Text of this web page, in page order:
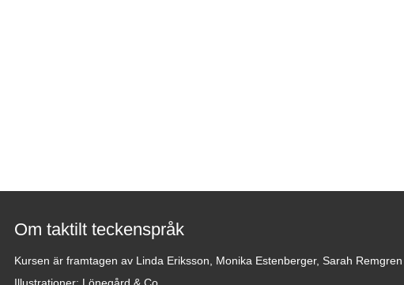
Om taktilt teckenspråk
Kursen är framtagen av Linda Eriksson, Monika Estenberger, Sarah Remgren